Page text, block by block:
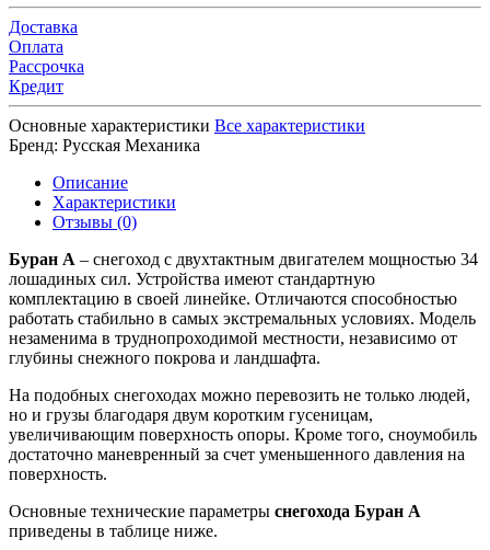
Доставка
Оплата
Рассрочка
Кредит
Основные характеристики Все характеристики
Бренд: Русская Механика
Описание
Характеристики
Отзывы (0)
Буран А – снегоход с двухтактным двигателем мощностью 34
лошадиных сил. Устройства имеют стандартную
комплектацию в своей линейке. Отличаются способностью
работать стабильно в самых экстремальных условиях. Модель
незаменима в труднопроходимой местности, независимо от
глубины снежного покрова и ландшафта.
На подобных снегоходах можно перевозить не только людей,
но и грузы благодаря двум коротким гусеницам,
увеличивающим поверхность опоры. Кроме того, сноумобиль
достаточно маневренный за счет уменьшенного давления на
поверхность.
Основные технические параметры снегохода Буран А
приведены в таблице ниже.